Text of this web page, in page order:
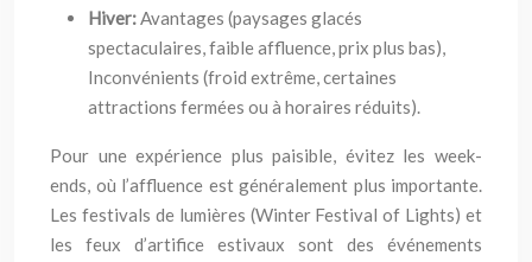
Hiver:Avantages (paysages glacés
spectaculaires, faible affluence, prix plus bas),
Inconvénients (froid extrême, certaines
attractions fermées ou à horaires réduits).
Pour une expérience plus paisible, évitez les week-
ends, où l’affluence est généralement plus importante.
Les festivals de lumières (Winter Festival of Lights) et
les feux d’artifice estivaux sont des événements